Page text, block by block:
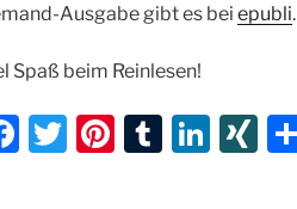
Ausgabe gibt es bei epubli.
Spaß beim Reinlesen!
F
T
Pi T
Li XI